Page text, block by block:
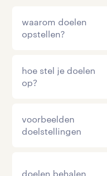
waarom doelen
opstellen?
hoe stel je doelen
op?
voorbeelden
doelstellingen
doelen behalen